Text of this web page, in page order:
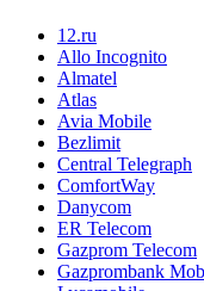
12.ru
Allo Incognito
Almatel
Atlas
Avia Mobile
Bezlimit
Central Telegraph
ComfortWay
Danycom
ER Telecom
Gazprom Telecom
Gazprombank